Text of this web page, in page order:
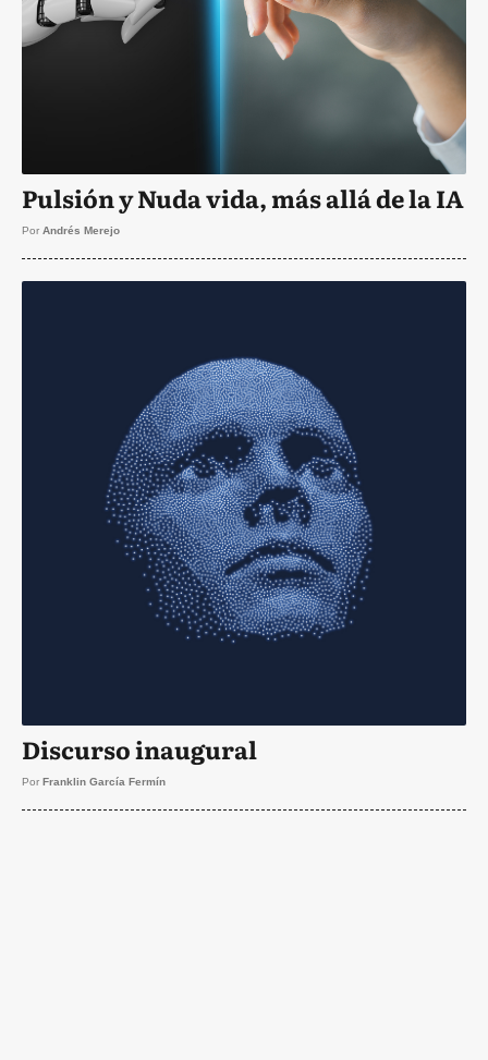
Pulsión y Nuda vida, más allá de la IA
Por Andrés Merejo
Discurso inaugural
Por Franklin García Fermín